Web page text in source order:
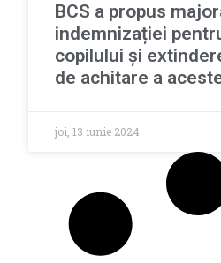
BCS a propus
indemnizației
copilului și
de achitare a
joi, 13 iunie 2024